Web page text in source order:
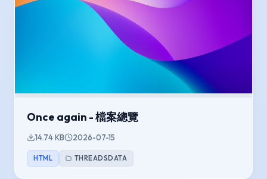
Once again - 檔案總覽
14.74 KB 2026-07-15
HTML THREADSDATA